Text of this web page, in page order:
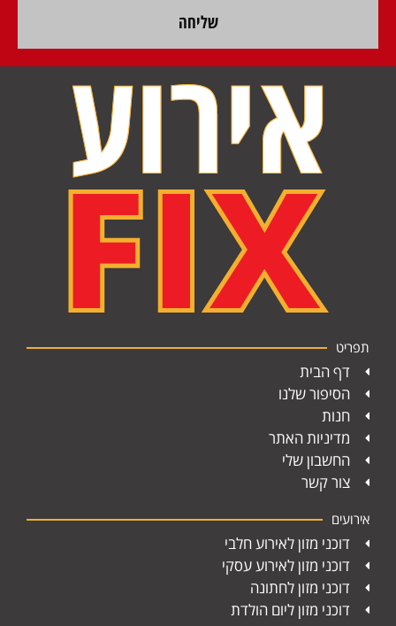
שליחה
תפריט
דף הבית
הסיפור שלנו
חנות
מדיניות האתר
החשבון שלי
צור קשר
אירועים
דוכני מזון לאירוע חלבי
דוכני מזון לאירוע עסקי
דוכני מזון לחתונה
דוכני מזון ליום הולדת